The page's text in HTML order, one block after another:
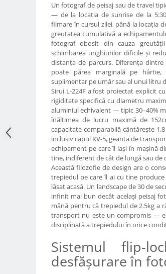
Huse protectie acumulatori foto
Tablete grafice
Adaptoare pentru convertoare sau
Alimentatoare 220V
Carcase de tip Cage, pentru
integrare in sisteme video
Curatare Senzor
Huse de ploaie
Microfoane / Reportofoane
Nivela patina
Transmitator de fisiere fara fir
Genti, Rucsacuri, Troller foto
Un fotograf de peisaj sau de travel
— de la locația de sunrise de la
filmare în cursul zilei, până la locația
greutatea cumulativă a
fotograf obosit din cauza
schimbarea unghiurilor dificile și
distanța de parcurs. Diferența
poate părea marginală pe
suplimentar pe umăr sau al unui litru
Sirui L-224F a fost proiectat explicit
rigiditate specifică cu diametru
aluminiul echivalent — tipic 30–40%
înălțimea de lucru maximă de
capacitate comparabilă cântărește
inclusiv capul KV-5, geanta de
echipament pe care îl lași în mașină
tine, indiferent de cât de lungă sau de
Această filozofie de design are o
trepiedul pe care îl ai cu tine
lăsat acasă. Un landscape de 30 de
infinit mai bun decât același peisaj
mână pentru că trepiedul de 2.5kg a
transport nu este un compromis —
disciplinată a trepiedului în orice
Sistemul flip-
desfășurare în